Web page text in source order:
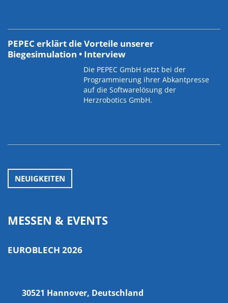
PEPEC erklärt die Vorteile unserer
Biegesimulation • Interview
Die PEPEC GmbH setzt bei der
Programmierung ihrer Abkantpresse
auf die Softwarelösung der
Herzrobotics GmbH.
NEUIGKEITEN
MESSEN & EVENTS
EUROBLECH 2026
30521 Hannover, Deutschland